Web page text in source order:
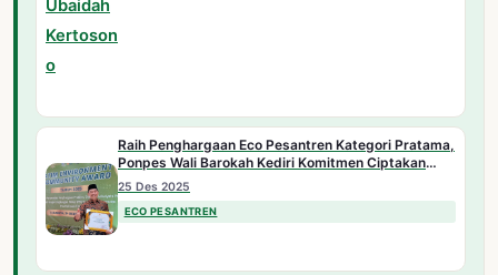
Raih Penghargaan Eco Pesantren Kategori Pratama,
Ponpes Wali Barokah Kediri Komitmen Ciptakan
Lingkungan Sehat
25 Des 2025
ECO PESANTREN